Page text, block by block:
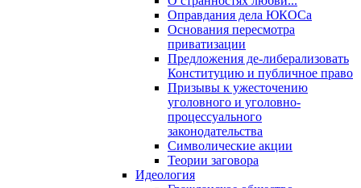
Оправдания дела ЮКОСа
Основания пересмотра
приватизации
Предложения де-либерализовать
Конституцию и публичное право
Призывы к ужесточению
уголовного и уголовно-
процессуального
законодательства
Символические акции
Теории заговора
Идеология